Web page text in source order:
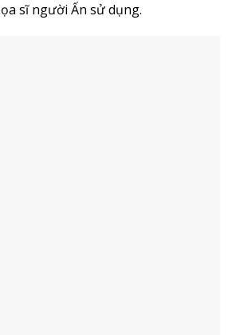
sĩ người Ấn sử dụng.